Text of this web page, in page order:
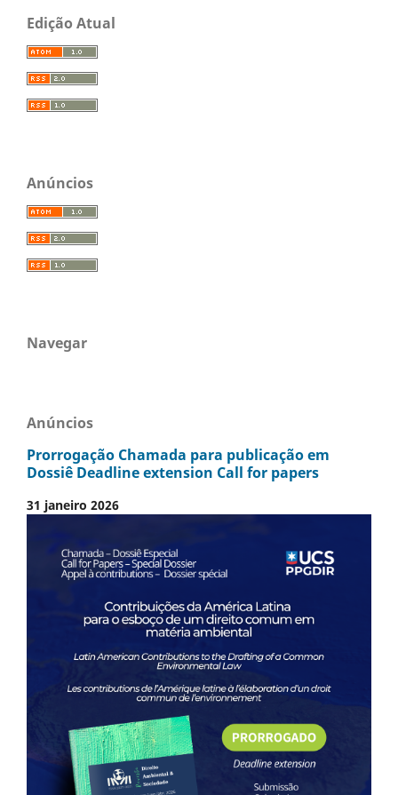
Edição Atual
Anúncios
Navegar
Anúncios
Prorrogação Chamada para publicação em
Dossiê Deadline extension Call for papers
31 janeiro 2026